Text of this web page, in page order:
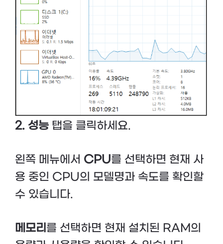
2. 성능 탭을 클릭하세요.
왼쪽 메뉴에서 CPU를 선택하면 현재 사
용 중인 CPU의 모델명과 속도를 확인할
수 있습니다.
메모리 를 선택하면 현재 설치된 RAM의